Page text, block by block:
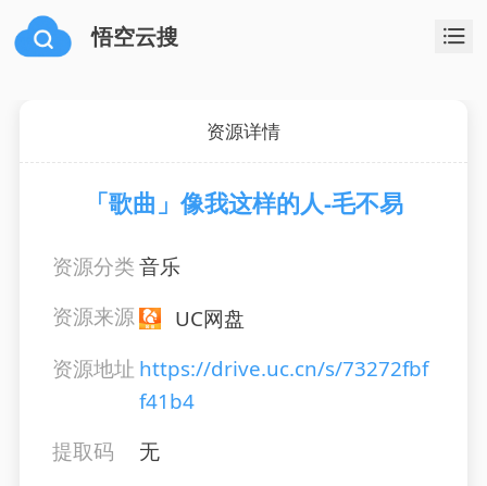
悟空云搜
资源详情
「歌曲」像我这样的人-毛不易
资源分类音乐
资源来源
UC网盘
资源地址 https://drive.uc.cn/s/73272fbf
f41b4
提取码
无